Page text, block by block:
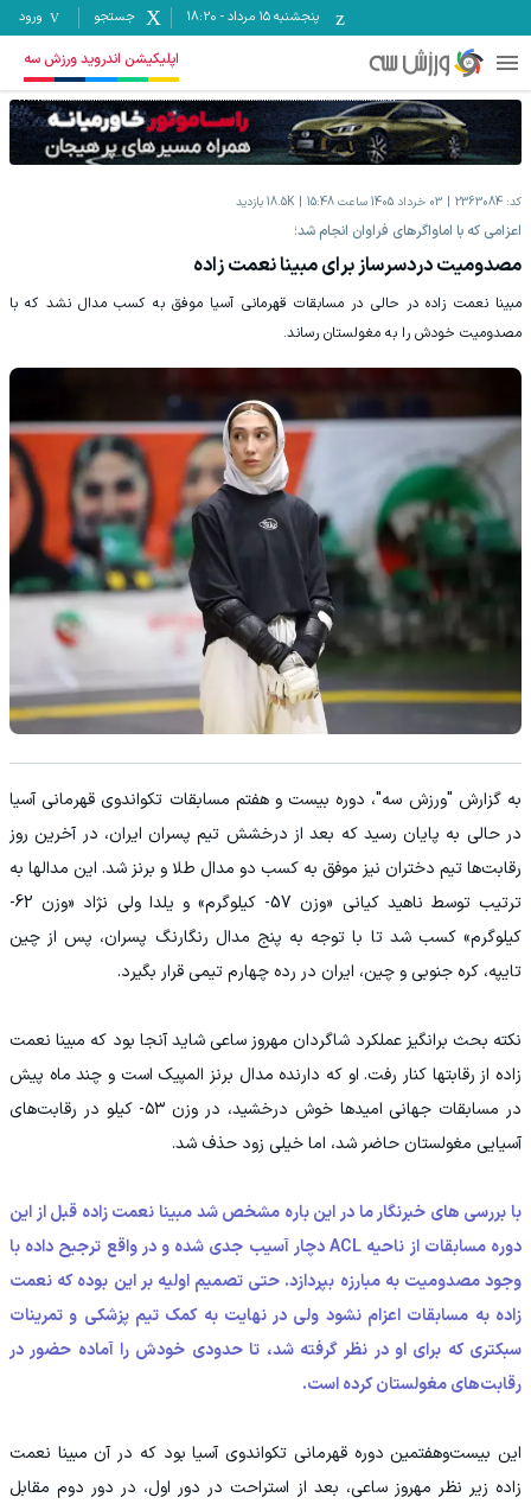
پنجشنبه ۱۵ مرداد -
18:20 جستجو ورود
اپلیکیشن اندروید ورزش سه
کد: 2363084 03 خرداد 1405 ساعت 15:48 18.5K بازدید
اعزامی که با اماواگرهای فراوان انجام شد؛
مصدومیت دردسرساز برای مبینا نعمت زاده
مبینا نعمت زاده در حالی در مسابقات قهرمانی آسیا موفق به کسب مدال نشد که با
مصدومیت خودش را به مغولستان رساند.
به گزارش "ورزش سه"، دوره بیست و هفتم مسابقات تکواندوی قهرمانی آسیا
در حالی به پایان رسید که بعد از درخشش تیم پسران ایران، در آخرین روز
رقابت‌ها تیم دختران نیز موفق به کسب دو مدال طلا و برنز شد. این مدالها به
ترتیب توسط ناهید کیانی «وزن 57- کیلوگرم» و یلدا ولی نژاد «وزن 62-
کیلوگرم» کسب شد تا با توجه به پنج مدال رنگارنگ پسران، پس از چین
تایپه، کره جنوبی و چین، ایران در رده چهارم تیمی قرار بگیرد.
نکته بحث برانگیز عملکرد شاگردان مهروز ساعی شاید آنجا بود که مبینا نعمت
زاده از رقابتها کنار رفت. او که دارنده مدال برنز المپیک است و چند ماه پیش
در مسابقات جهانی امیدها خوش درخشید، در وزن ۵۳- کیلو در رقابت‌های
آسیایی مغولستان حاضر شد، اما خیلی زود حذف شد.
با بررسی های خبرنگار ما در این باره مشخص شد مبینا نعمت زاده قبل از این
دوره مسابقات از ناحیه ACL دچار آسیب جدی شده و در واقع ترجیح داده با
وجود مصدومیت به مبارزه بپردازد. حتی تصمیم اولیه بر این بوده که نعمت
زاده به مسابقات اعزام نشود ولی در نهایت به کمک تیم پزشکی و تمرینات
سبکتری که برای او در نظر گرفته شد، تا حدودی خودش را آماده حضور در
رقابت‌های مغولستان کرده است.
این بیست‌وهفتمین دوره قهرمانی تکواندوی آسیا بود که در آن مبینا نعمت
زاده زیر نظر مهروز ساعی، بعد از استراحت در دور اول، در دور دوم مقابل